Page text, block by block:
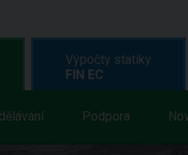
Podpora
Výpočty statiky
FIN EC